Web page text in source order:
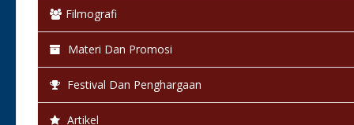
Filmografi
Materi Dan Promosi
Festival Dan Penghargaan
Artikel